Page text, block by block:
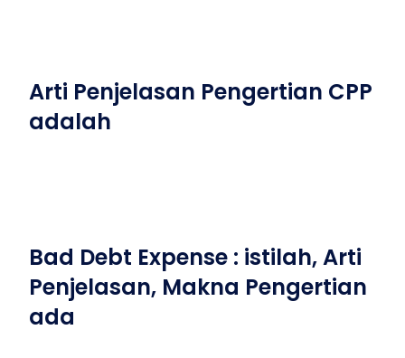
Arti Penjelasan Pengertian CPP
adalah
Bad Debt Expense : istilah, Arti
Penjelasan, Makna Pengertian
ada